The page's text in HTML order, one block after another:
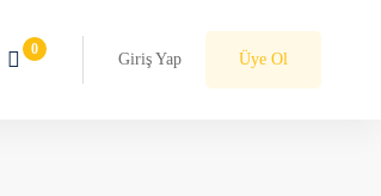
Giriş Yap Üye Ol